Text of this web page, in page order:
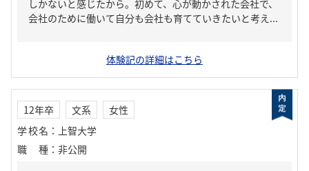
しかないと感じたから。初めて、心が動かされた会社で、
会社のために働いて自分も会社も育てていきたいと考え...
体験記の詳細はこちら
12年卒 文系
女性
学校名 ： 上智大学
職種 ： 非公開